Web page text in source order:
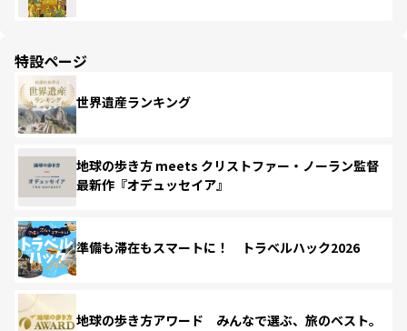
特設ページ
世界遺産ランキング
地球の歩き方 meets クリストファー・ノーラン監督
最新作『オデュッセイア』
準備も滞在もスマートに！ トラベルハック2026
地球の歩き方アワード みんなで選ぶ、旅のベスト。